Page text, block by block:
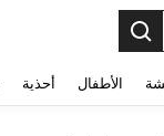
الأطفال أحذية